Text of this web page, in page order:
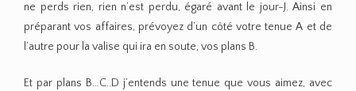
ne perds rien, rien n’est perdu, égaré avant le jour-J. Ainsi en
préparant vos affaires, prévoyez d’un côté votre tenue A et de
l’autre pour la valise qui ira en soute, vos plans B.
Et par plans B…C..D j’entends une tenue que vous aimez, avec